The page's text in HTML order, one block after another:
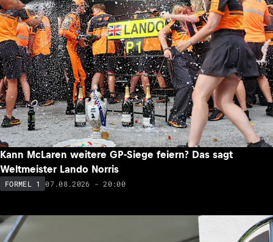
Kann McLaren weitere GP-Siege feiern? Das sagt
Weltmeister Lando Norris
FORMEL 1 07.08.2026 - 20:00